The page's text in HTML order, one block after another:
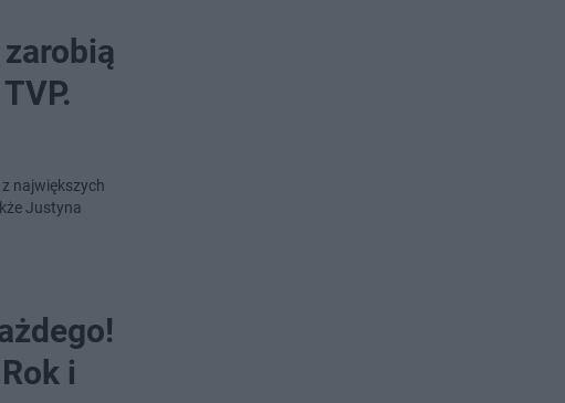
największych
Justyna
i